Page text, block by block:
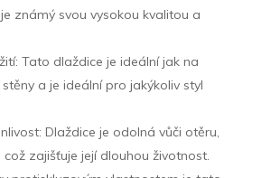
známý svou vysokou kvalitou a
Tato dlaždice je ideální jak na
a je ideální pro jakýkoliv styl
Dlaždice je odolná vůči otěru,
což zajišťuje její dlouhou životnost.